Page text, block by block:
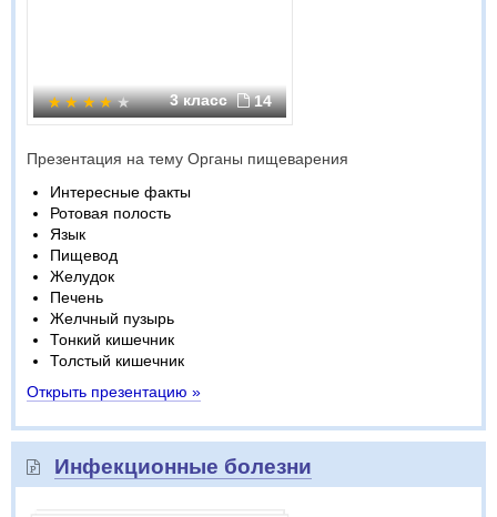
3 класс 14
Презентация на тему Органы пищеварения
Интересные факты
Ротовая полость
Язык
Пищевод
Желудок
Печень
Желчный пузырь
Тонкий кишечник
Толстый кишечник
Открыть презентацию »
Инфекционные болезни